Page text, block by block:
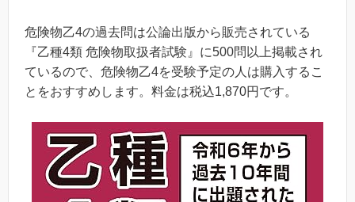
危険物乙4の過去問は公論出版から販売されている
『乙種4類 危険物取扱者試験』に500問以上掲載され
ているので、危険物乙4を受験予定の人は購入するこ
とをおすすめします。料金は税込1,870円です。